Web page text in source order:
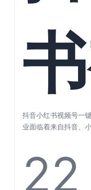
抖音小红书视频号一
业面临着来自抖音、